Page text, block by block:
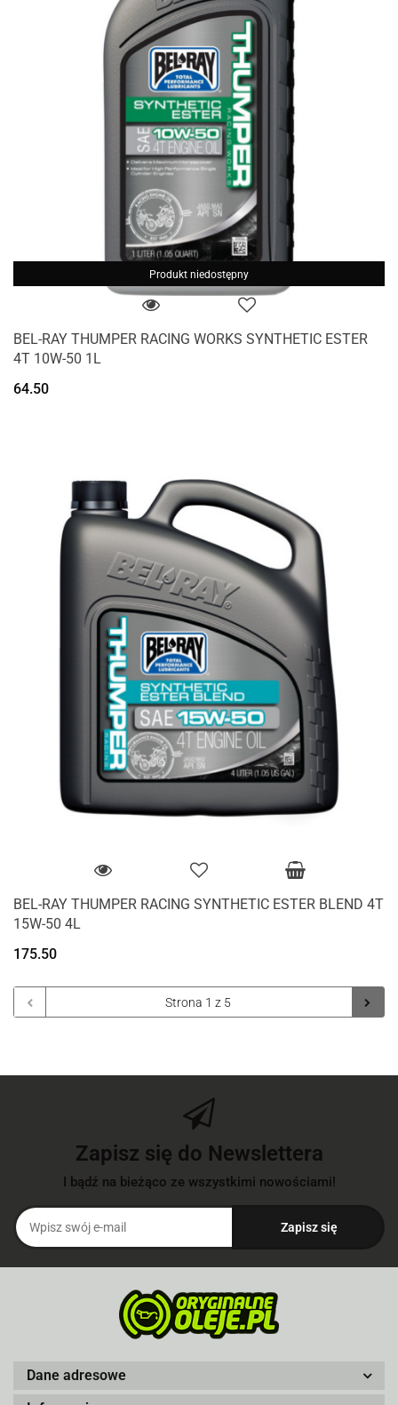
Produkt niedostępny
BEL-RAY THUMPER RACING WORKS SYNTHETIC ESTER
4T 10W-50 1L
64.50
BEL-RAY THUMPER RACING SYNTHETIC ESTER BLEND 4T
15W-50 4L
175.50
Zapisz się do Newslettera
I bądź na bieżąco ze wszystkimi nowościami!
Dane adresowe